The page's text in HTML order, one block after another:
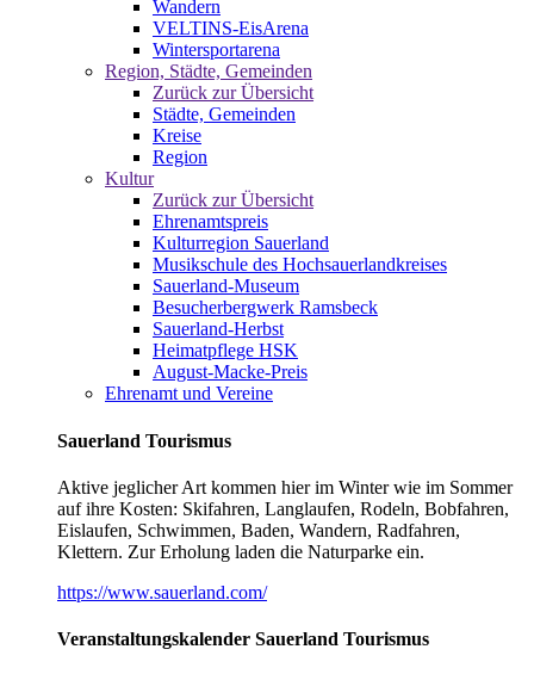
Wandern
VELTINS-EisArena
Wintersportarena
Region, Städte, Gemeinden
Zurück zur Übersicht
Städte, Gemeinden
Kreise
Region
Kultur
Zurück zur Übersicht
Ehrenamtspreis
Kulturregion Sauerland
Musikschule des Hochsauerlandkreises
Sauerland-Museum
Besucherbergwerk Ramsbeck
Sauerland-Herbst
Heimatpflege HSK
August-Macke-Preis
Ehrenamt und Vereine
Sauerland Tourismus
Aktive jeglicher Art kommen hier im Winter wie im Sommer
auf ihre Kosten: Skifahren, Langlaufen, Rodeln, Bobfahren,
Eislaufen, Schwimmen, Baden, Wandern, Radfahren,
Klettern. Zur Erholung laden die Naturparke ein.
https://www.sauerland.com/
Veranstaltungskalender Sauerland Tourismus